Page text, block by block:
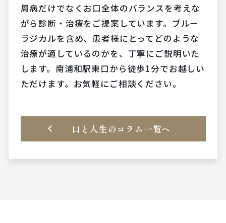
周病だけでなくお口全体のバランスを考えな
がら診断・治療をご提案しています。ブルー
ラジカルを含め、患者様にとってどのような
治療が適しているのかを、丁寧にご説明いた
します。南浦和駅東口から徒歩1分でお越しい
ただけます。お気軽にご相談ください。
口と人生のコラム一覧へ